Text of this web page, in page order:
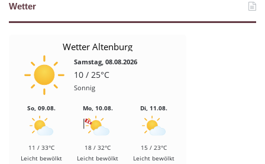
Wetter
Wetter Altenburg
Samstag, 08.08.2026
10 / 25°C
Sonnig
So, 09.08.
11 / 33°C
Leicht bewölkt
Mo, 10.08.
18 / 32°C
Leicht bewölkt
Di, 11.08.
15 / 23°C
Leicht bewölkt